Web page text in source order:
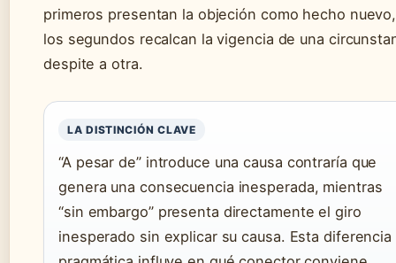
primeros presentan la objeción como hecho
los segundos recalcan la vigencia de una
despite a otra.
LA DISTINCIÓN CLAVE
“A pesar de” introduce una causa contraría que
genera una consecuencia inesperada, mientras
“sin embargo” presenta directamente el giro
inesperado sin explicar su causa. Esta diferencia